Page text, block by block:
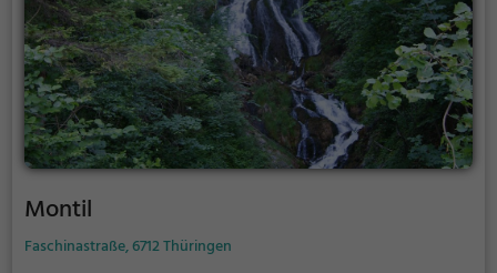
Montil
Faschinastraße, 6712 Thüringen